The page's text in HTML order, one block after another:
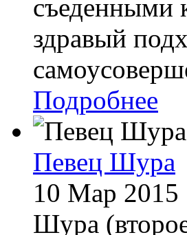
съеденными
здравый
Подробнее
Певец Шура
10 Мар 2015
Шура